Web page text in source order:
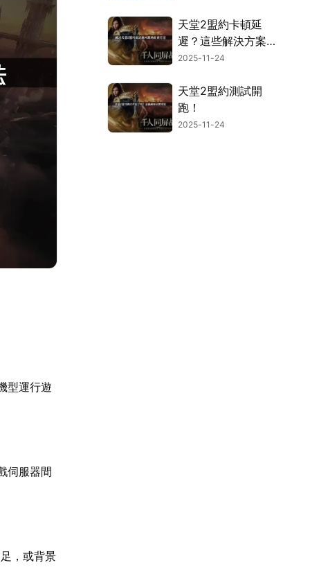
型運行遊
伺服器間
，或背景
天堂2盟約卡頓延
遲？這些解決方案超
有效！
2025-11-24
天堂2盟約測試開
跑！
2025-11-24